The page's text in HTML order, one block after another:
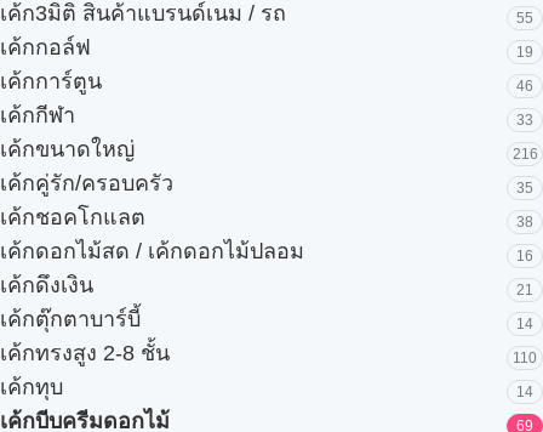
เค้ก3มิติ สินค้าแบรนด์เนม / รถ 55
เค้กกอล์ฟ 19
เค้กการ์ตูน 46
เค้กกีฬา 33
เค้กขนาดใหญ่ 216
เค้กคู่รัก/ครอบครัว 35
เค้กชอคโกแลต 38
เค้กดอกไม้สด / เค้กดอกไม้ปลอม 16
เค้กดึงเงิน 21
เค้กตุ๊กตาบาร์บี้ 14
เค้กทรงสูง 2-8 ชั้น 110
เค้กทุบ 14
เค้กบีบครีมดอกไม้ 69